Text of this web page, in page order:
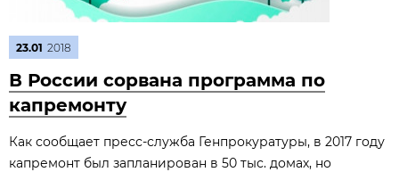
23.01 2018
В России сорвана программа по
капремонту
Как сообщает пресс-служба Генпрокуратуры, в 2017 году
капремонт был запланирован в 50 тыс. домах, но